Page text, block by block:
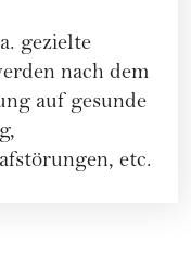
gezielte
nach dem
auf gesunde
etc.